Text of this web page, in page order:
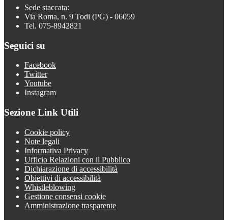
Sede staccata:
Via Roma, n. 9 Todi (PG) - 06059
Tel. 075-8942821
Seguici su
Facebook
Twitter
Youtube
Instagram
Sezione Link Utili
Cookie policy
Note legali
Informativa Privacy
Ufficio Relazioni con il Pubblico
Dichiarazione di accessibilità
Obiettivi di accessibilità
Whistleblowing
Gestione consensi cookie
Amministrazione trasparente